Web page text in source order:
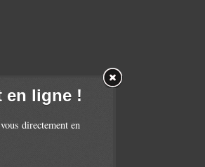
en ligne !
directement en